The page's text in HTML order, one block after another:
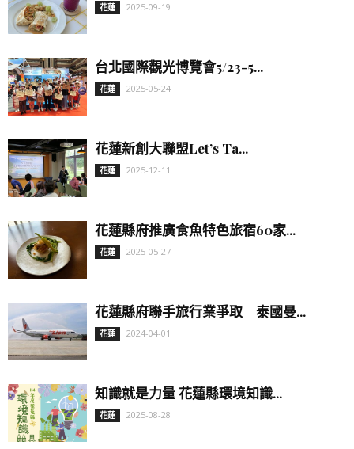
花蓮 2025-09-19
台北國際觀光博覽會5/23-5...
花蓮 2025-05-24
花蓮新創大聯盟Let’s Ta...
花蓮 2025-12-11
花蓮縣府推廣食魚特色旅宿60家...
花蓮 2025-05-27
花蓮縣府聯手旅行業爭取 泰國曼...
花蓮 2024-04-01
知識就是力量 花蓮縣環境知識...
花蓮 2025-08-28